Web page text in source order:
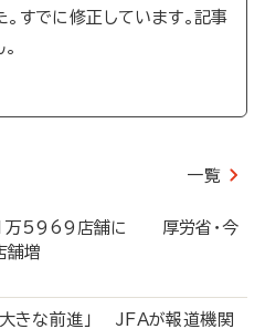
すでに修正しています。記事
一覧
1万5969店舗に 厚労省・今
舗増
大きな前進」 JFAが報道機関